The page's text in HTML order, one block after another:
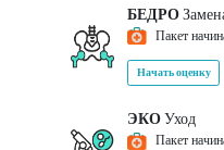
БЕДРО
Пакет
Начать оценку
ЭКОУход
Пакет